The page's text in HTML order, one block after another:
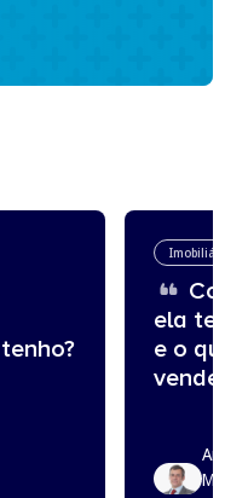
ela
e o